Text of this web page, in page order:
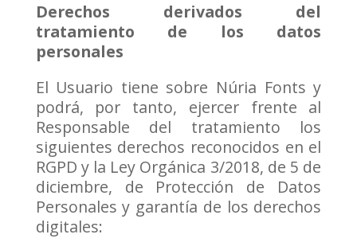
Derechos derivados del
tratamiento de los datos
personales
El Usuario tiene sobre Núria Fonts y
podrá, por tanto, ejercer frente al
Responsable del tratamiento los
siguientes derechos reconocidos en el
RGPD y la Ley Orgánica 3/2018, de 5 de
diciembre, de Protección de Datos
Personales y garantía de los derechos
digitales: